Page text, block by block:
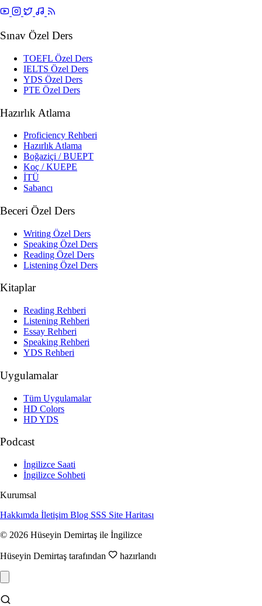
Sınav Özel Ders
TOEFL Özel Ders
IELTS Özel Ders
YDS Özel Ders
PTE Özel Ders
Hazırlık Atlama
Proficiency Rehberi
Hazırlık Atlama
Boğaziçi / BUEPT
Koç / KUEPE
İTÜ
Sabancı
Beceri Özel Ders
Writing Özel Ders
Speaking Özel Ders
Reading Özel Ders
Listening Özel Ders
Kitaplar
Reading Rehberi
Listening Rehberi
Essay Rehberi
Speaking Rehberi
YDS Rehberi
Uygulamalar
Tüm Uygulamalar
HD Colors
HD YDS
Podcast
İngilizce Saati
İngilizce Sohbeti
Kurumsal
Hakkımda İletişim Blog SSS Site Haritası
© 2026 Hüseyin Demirtaş ile İngilizce
Hüseyin Demirtaş tarafından hazırlandı